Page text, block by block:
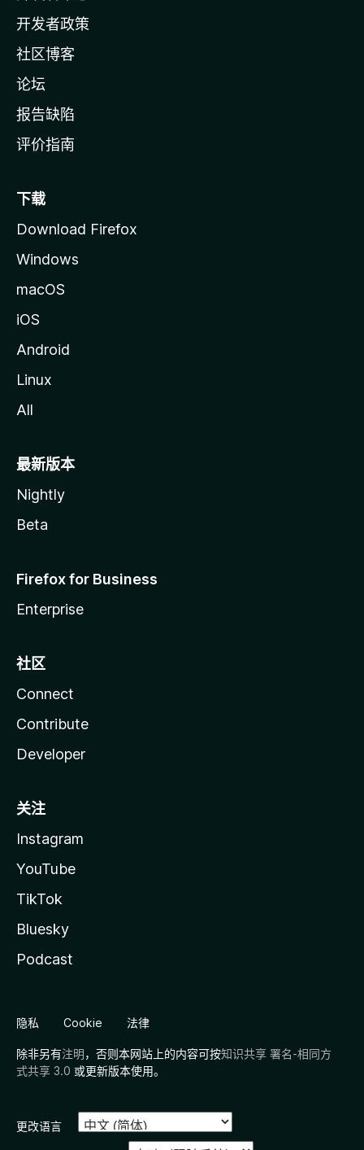
页
开发者政策
社区博客
论坛
报告缺陷
评价指南
下载
Download Firefox
Windows
macOS
iOS
Android
Linux
All
最新版本
Nightly
Beta
Firefox for Business
Enterprise
社区
Connect
Contribute
Developer
关注
Instagram
YouTube
TikTok
Bluesky
Podcast
隐私 Cookie 法律
除非另有注明，否则本网站上的内容可按知识共享 署名-相同方
式共享 3.0 或更新版本使用。
更改语言